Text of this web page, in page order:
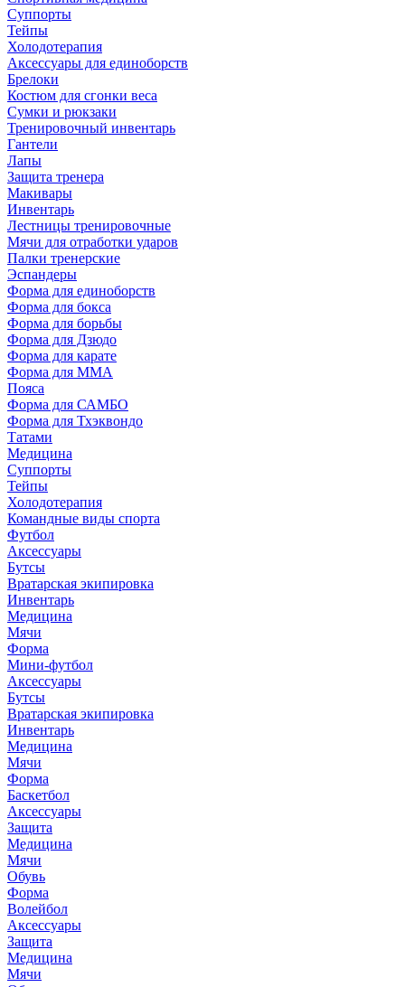
Суппорты
Тейпы
Холодотерапия
Аксессуары для единоборств
Брелоки
Костюм для сгонки веса
Сумки и рюкзаки
Тренировочный инвентарь
Гантели
Лапы
Защита тренера
Макивары
Инвентарь
Лестницы тренировочные
Мячи для отработки ударов
Палки тренерские
Эспандеры
Форма для единоборств
Форма для бокса
Форма для борьбы
Форма для Дзюдо
Форма для карате
Форма для MMA
Пояса
Форма для САМБО
Форма для Тхэквондо
Татами
Медицина
Суппорты
Тейпы
Холодотерапия
Командные виды спорта
Футбол
Аксессуары
Бутсы
Вратарская экипировка
Инвентарь
Медицина
Мячи
Форма
Мини-футбол
Аксессуары
Бутсы
Вратарская экипировка
Инвентарь
Медицина
Мячи
Форма
Баскетбол
Аксессуары
Защита
Медицина
Мячи
Обувь
Форма
Волейбол
Аксессуары
Защита
Медицина
Мячи